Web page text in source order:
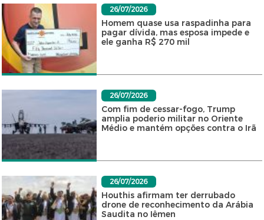
26/07/2026
Homem quase usa raspadinha para
pagar dívida, mas esposa impede e
ele ganha R$ 270 mil
26/07/2026
Com fim de cessar-fogo, Trump
amplia poderio militar no Oriente
Médio e mantém opções contra o Irã
26/07/2026
Houthis afirmam ter derrubado
drone de reconhecimento da Arábia
Saudita no Iêmen